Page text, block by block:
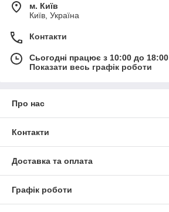
м. Київ
Київ, Україна
Контакти
Сьогодні працює з 10:00 до 18:00
Показати весь графік роботи
Про нас
Контакти
Доставка та оплата
Графік роботи